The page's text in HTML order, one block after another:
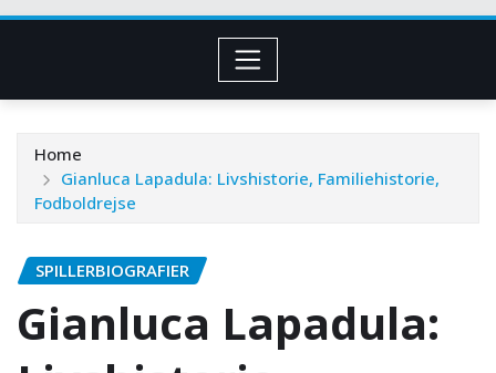
Home
Gianluca Lapadula: Livshistorie, Familiehistorie,
Fodboldrejse
SPILLERBIOGRAFIER
Gianluca Lapadula: